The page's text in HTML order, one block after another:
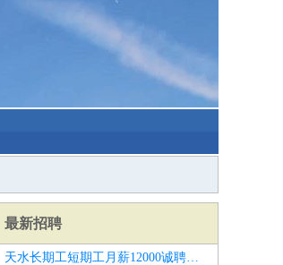
最新招聘
天水长期工短期工月薪12000诚聘长途跟车员当天入职